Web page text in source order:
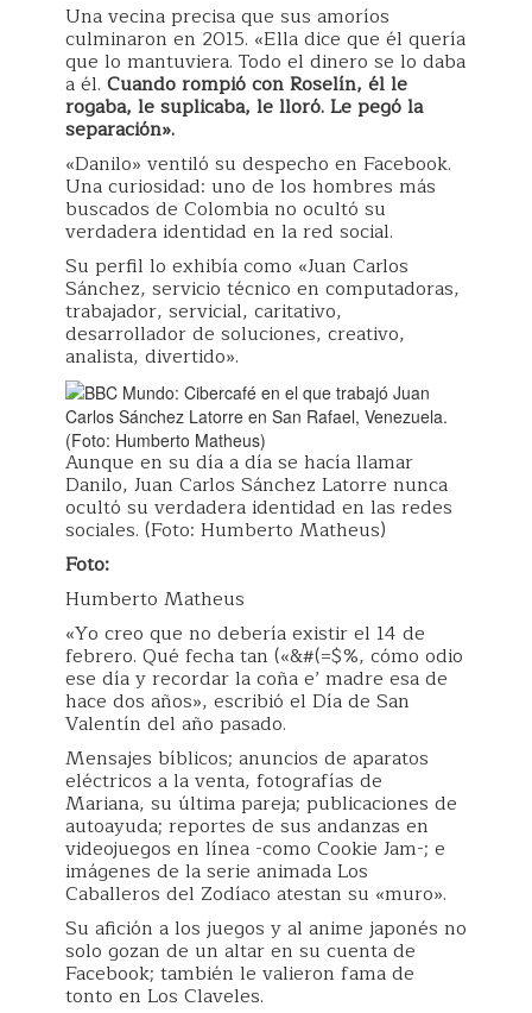
Una vecina precisa que sus amoríos
culminaron en 2015. «Ella dice que él quería
que lo mantuviera. Todo el dinero se lo daba
a él. Cuando rompió con Roselín, él le
rogaba, le suplicaba, le lloró. Le pegó la
separación».
«Danilo» ventiló su despecho en Facebook.
Una curiosidad: uno de los hombres más
buscados de Colombia no ocultó su
verdadera identidad en la red social.
Su perfil lo exhibía como «Juan Carlos
Sánchez, servicio técnico en computadoras,
trabajador, servicial, caritativo,
desarrollador de soluciones, creativo,
analista, divertido».
Aunque en su día a día se hacía llamar
Danilo, Juan Carlos Sánchez Latorre nunca
ocultó su verdadera identidad en las redes
sociales. (Foto: Humberto Matheus)
Foto:
Humberto Matheus
«Yo creo que no debería existir el 14 de
febrero. Qué fecha tan («&#(=$%, cómo odio
ese día y recordar la coña e’ madre esa de
hace dos años», escribió el Día de San
Valentín del año pasado.
Mensajes bíblicos; anuncios de aparatos
eléctricos a la venta, fotografías de
Mariana, su última pareja; publicaciones de
autoayuda; reportes de sus andanzas en
videojuegos en línea -como Cookie Jam-; e
imágenes de la serie animada Los
Caballeros del Zodíaco atestan su «muro».
Su afición a los juegos y al anime japonés no
solo gozan de un altar en su cuenta de
Facebook; también le valieron fama de
tonto en Los Claveles.